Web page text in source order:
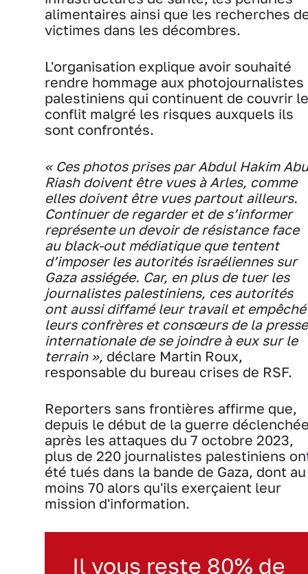
alimentaires ainsi que les recherches
victimes dans les décombres.
L'organisation explique avoir souhaité
rendre hommage aux photojournalistes
palestiniens qui continuent de couvrir le
conflit malgré les risques auxquels ils
sont confrontés.
« Ces photos prises par Abdul Hakim Abu
Riash doivent être vues à Arles, comme
elles doivent être vues partout ailleurs.
Continuer de regarder et de s’informer
représente un devoir de résistance face
au black-out médiatique que tentent
d’imposer les autorités israéliennes sur
Gaza assiégée. Car, en plus de tuer les
journalistes palestiniens, ces autorités
ont aussi diffamé leur travail et empêché
leurs confrères et consœurs de la presse
internationale de se joindre à eux sur le
terrain », déclare Martin Roux,
responsable du bureau crises de RSF.
Reporters sans frontières affirme que,
depuis le début de la guerre
après les attaques du 7 octobre 2023,
plus de 220 journalistes palestiniens
été tués dans la bande de Gaza, dont au
moins 70 alors qu'ils exerçaient leur
mission d'information.
Il vous reste 80% de